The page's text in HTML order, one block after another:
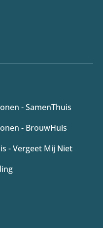
- SamenThuis
- BrouwHuis
- Vergeet Mij Niet